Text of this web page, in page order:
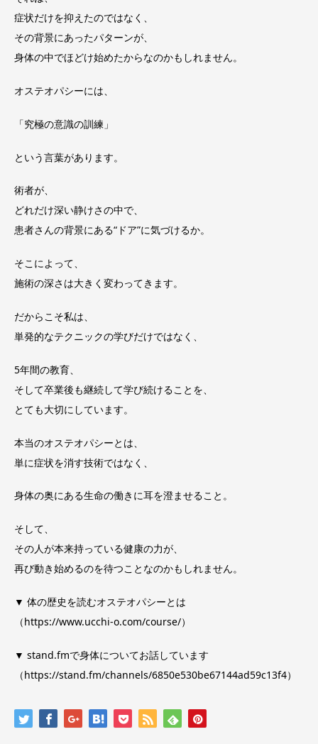
症状だけを抑えたのではなく、
その背景にあったパターンが、
身体の中でほどけ始めたからなのかもしれません。
オステオパシーには、
「究極の意識の訓練」
という言葉があります。
術者が、
どれだけ深い静けさの中で、
患者さんの背景にある“ドア”に気づけるか。
そこによって、
施術の深さは大きく変わってきます。
だからこそ私は、
単発的なテクニックの学びだけではなく、
5年間の教育、
そして卒業後も継続して学び続けることを、
とても大切にしています。
本当のオステオパシーとは、
単に症状を消す技術ではなく、
身体の奥にある生命の働きに耳を澄ませること。
そして、
その人が本来持っている健康の力が、
再び動き始めるのを待つことなのかもしれません。
▼ 体の歴史を読むオステオパシーとは
（https://www.ucchi-o.com/course/）
▼ stand.fmで身体についてお話しています
（https://stand.fm/channels/6850e530be67144ad59c13f4）